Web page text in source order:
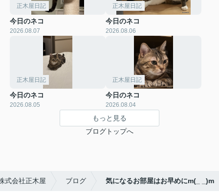
正木屋日記
今日のネコ
2026.08.07
正木屋日記
今日のネコ
2026.08.06
正木屋日記
今日のネコ
2026.08.05
正木屋日記
今日のネコ
2026.08.04
もっと見る
ブログトップへ
式会社正木屋 ブログ 気になるお部屋はお早めにm(_ _)m